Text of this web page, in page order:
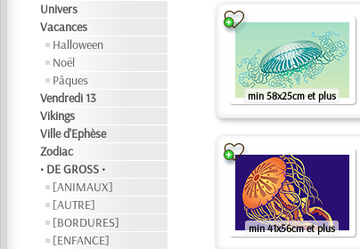
Univers
Vacances
Halloween
Noël
Pâques
Vendredi 13
Vikings
Ville d'Ephèse
Zodiac
• DE GROSS •
[ANIMAUX]
[AUTRE]
[BORDURES]
[ENFANCE]
min 58x25cm et plus
min 41x56cm et plus